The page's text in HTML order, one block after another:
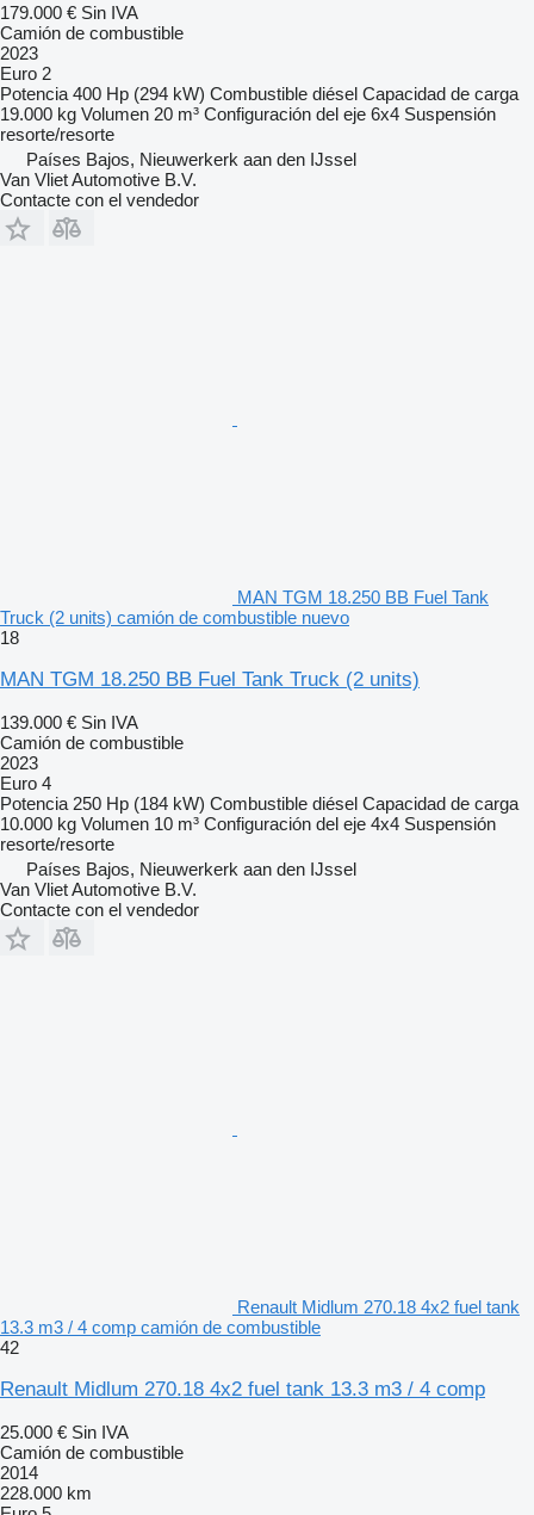
179.000 € Sin IVA
Camión de combustible
2023
Euro 2
Potencia 400 Hp (294 kW) Combustible diésel Capacidad de carga
19.000 kg Volumen 20 m³ Configuración del eje 6x4 Suspensión
resorte/resorte
Países Bajos, Nieuwerkerk aan den IJssel
Van Vliet Automotive B.V.
Contacte con el vendedor
MAN TGM 18.250 BB Fuel Tank
Truck (2 units) camión de combustible nuevo
18
MAN TGM 18.250 BB Fuel Tank Truck (2 units)
139.000 € Sin IVA
Camión de combustible
2023
Euro 4
Potencia 250 Hp (184 kW) Combustible diésel Capacidad de carga
10.000 kg Volumen 10 m³ Configuración del eje 4x4 Suspensión
resorte/resorte
Países Bajos, Nieuwerkerk aan den IJssel
Van Vliet Automotive B.V.
Contacte con el vendedor
Renault Midlum 270.18 4x2 fuel tank
13.3 m3 / 4 comp camión de combustible
42
Renault Midlum 270.18 4x2 fuel tank 13.3 m3 / 4 comp
25.000 € Sin IVA
Camión de combustible
2014
228.000 km